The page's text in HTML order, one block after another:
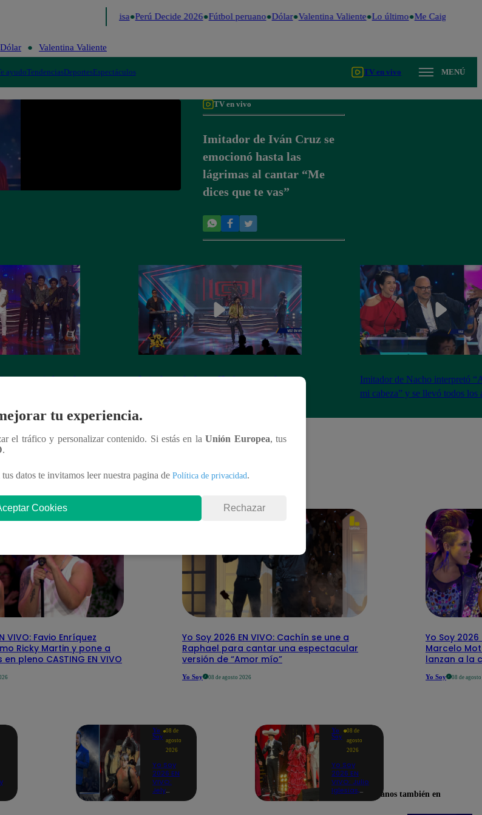
Me Caigo de Risa Perú Decide 2026 Fútbol peruano Dólar Valentina Valiente Lo último Me Caigo de Risa
Dólar Valentina Valiente
ayudoTendenciasDeportesEspectáculos TV en vivo MENÚ
TV en vivo
Imitador de Iván Cruz se
emocionó hasta las
lágrimas al cantar “Me
dices que te vas”
sentenciado en la
Imitadores de Arena Hash armaron la
Imitador de Nacho interpretó
mi cabeza” y se llevó todos los
VIVO: Favio Enríquez
Ricky Martin y pone a
pleno CASTING EN VIVO
Yo Soy 2026 EN VIVO: Cachín se une a
Raphael para cantar una espectacular
versión de “Amor mío”
Yo Soy 08 de agosto 2026
Yo Soy 2026
Marcelo
lanzan a la
Yo Soy 08 de
Yo
Soy
08 de
agosto
2026
Yo Soy
2026 EN
VIVO:
Jely
Yo
Soy
08 de
agosto
2026
Yo Soy
2026 EN
VIVO: Julio
Iglesias,
tu experiencia.
el tráfico y personalizar contenido. Si estás en laUnión Europea, tus
.
datos te invitamos leer nuestra pagina de Política de privacidad.
Cookies Rechazar
Encuéntranos también en